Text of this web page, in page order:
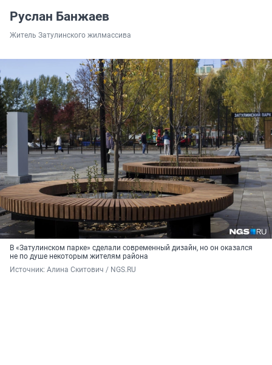
Руслан Банжаев
Житель Затулинского жилмассива
В «Затулинском парке» сделали современный дизайн, но он оказался
не по душе некоторым жителям района
Источник: Алина Скитович / NGS.RU